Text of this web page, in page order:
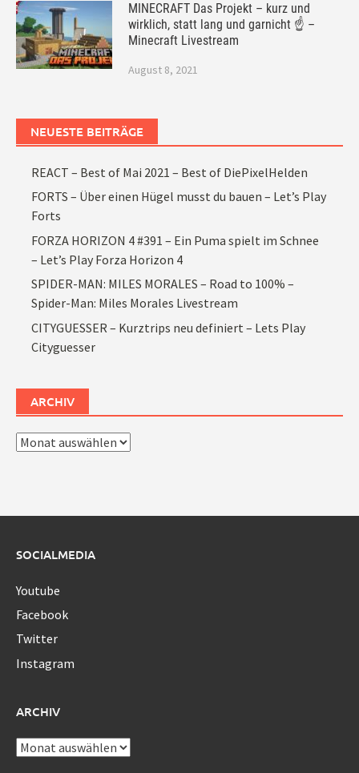
MINECRAFT Das Projekt – kurz und
wirklich, statt lang und garnicht ☝ –
Minecraft Livestream
August 8, 2021
NEUESTE BEITRÄGE
REACT – Best of Mai 2021 – Best of DiePixelHelden
FORTS – Über einen Hügel musst du bauen – Let’s Play
Forts
FORZA HORIZON 4 #391 – Ein Puma spielt im Schnee
– Let’s Play Forza Horizon 4
SPIDER-MAN: MILES MORALES – Road to 100% –
Spider-Man: Miles Morales Livestream
CITYGUESSER – Kurztrips neu definiert – Lets Play
Cityguesser
ARCHIV
Archiv
SOCIALMEDIA
Youtube
Facebook
Twitter
Instagram
ARCHIV
Archiv